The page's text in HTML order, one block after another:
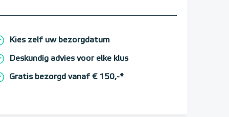
Kies zelf uw bezorgdatum
Deskundig advies voor elke klus
Gratis bezorgd vanaf € 150,-*